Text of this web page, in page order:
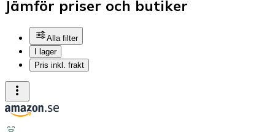
Jämför priser och butiker
Alla filter
I lager
Pris inkl. frakt